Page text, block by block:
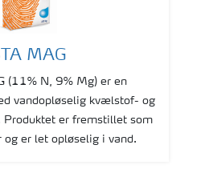
MAG
(11% N, 9% Mg) er en
vandopløselig kvælstof- og
Produktet er fremstillet som
er let opløselig i vand.